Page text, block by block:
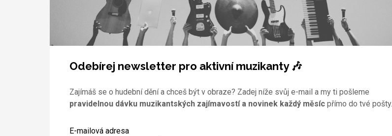
Odebírej newsletter pro aktivní muzikanty 🎶
Zajímáš se o hudební dění a chceš být v obraze? Zadej níže svůj e-mail a my ti pošleme
pravidelnou dávku muzikantských zajímavostí a novinek každý měsícpřímo do tvé pošty.
E-mailová adresa